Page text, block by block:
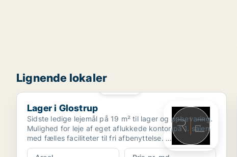
Lignende lokaler
Lager i Glostrup
Lager i Glostrup
Sidste ledige lejemål på 19 m² til lager og opbevaring.
Mulighed for leje af eget aflukkede kontor på 1. salen
med fælles faciliteter til fri afbenyttelse. ...